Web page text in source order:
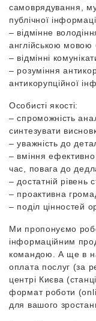
самоврядування,
публічної
– відмінне
англійською мовою
– відмінні
– розуміння
антикорупційної
Особисті якості:
– спроможність
синтезувати
– уважність до
– вміння ефективно
час, повага до
– достатній рівень
– проактивна
– поділ цінностей
Ми пропонуємо
інформаційним
командою. А ще в
оплата послуг (за
центрі Києва
формат роботи
для вашого